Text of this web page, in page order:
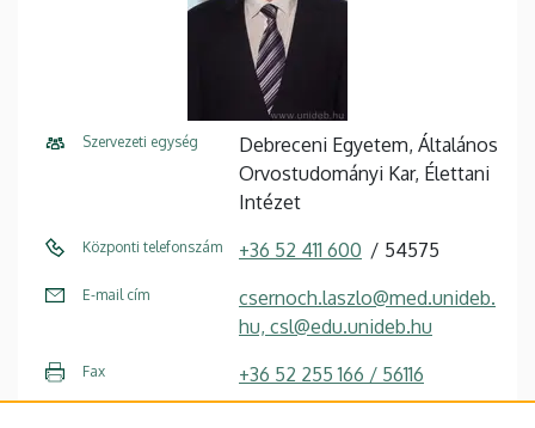
Szervezeti egység
Debreceni Egyetem, Általános
Orvostudományi Kar, Élettani
Intézet
Központi telefonszám +36 52 411 600 54575
E-mail cím
csernoch.laszlo@med.unideb.
hu, csl@edu.unideb.hu
Fax +36 52 255 166 / 56116